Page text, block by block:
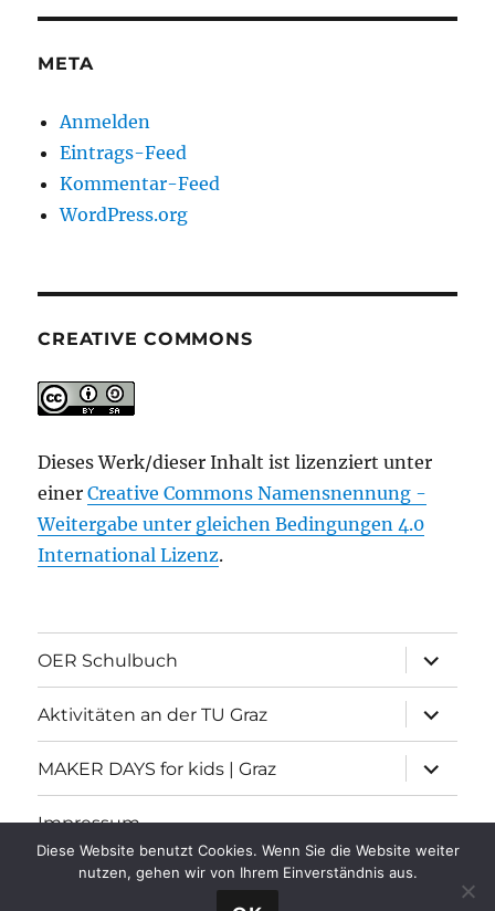
META
Anmelden
Eintrags-Feed
Kommentar-Feed
WordPress.org
CREATIVE COMMONS
Dieses Werk/dieser Inhalt ist lizenziert unter
einerCreative Commons Namensnennung -
Weitergabe unter gleichen Bedingungen 4.0
International Lizenz.
OER Schulbuch
öffnen
Aktivitäten an der TU Graz
öffnen
MAKER DAYS for kids | Graz
öffnen
Impressum
Informatische Grundbildung
Stolz präsentiert von
Diese Website benutzt Cookies. Wenn Sie die Website weiter
nutzen, gehen wir von Ihrem Einverständnis aus.